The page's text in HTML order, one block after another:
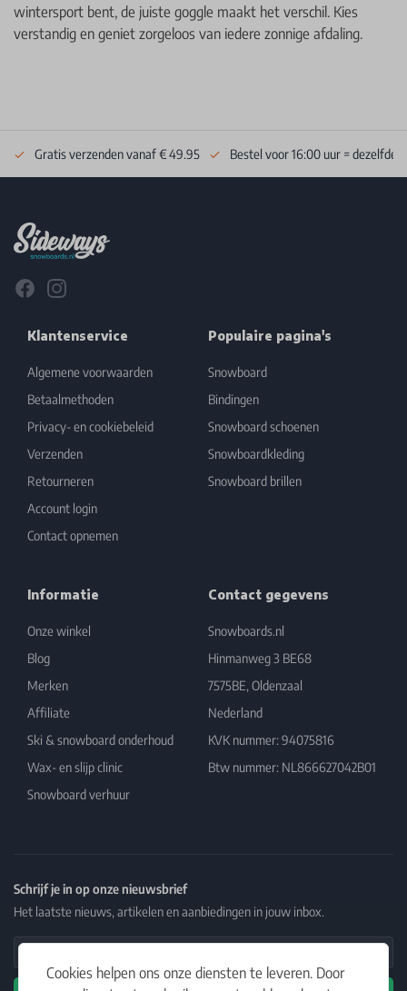
wintersport bent, de juiste goggle maakt het verschil. Kies
verstandig en geniet zorgeloos van iedere zonnige afdaling.
Cookies helpen ons onze diensten te leveren. Door
Gratis verzenden vanaf € 49.95 Bestel voor 16:00 uur = dezelfde
FacebookInstagram
Klantenservice
Algemene voorwaarden
Betaalmethoden
Privacy- en cookiebeleid
Verzenden
Retourneren
Account login
Contact opnemen
Populaire pagina's
Snowboard
Bindingen
Snowboard schoenen
Snowboardkleding
Snowboard brillen
Informatie
Onze winkel
Blog
Merken
Affiliate
Ski & snowboard onderhoud
Wax- en slijp clinic
Snowboard verhuur
Contact gegevens
Snowboards.nl
Hinmanweg 3 BE68
7575BE, Oldenzaal
Nederland
KVK nummer: 94075816
Btw nummer: NL866627042B01
Schrijf je in op onze nieuwsbrief
Het laatste nieuws, artikelen en aanbiedingen in jouw inbox.
Email Address